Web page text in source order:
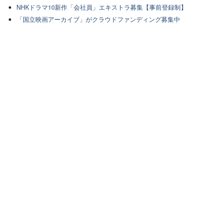
NHKドラマ10新作「会社員」エキストラ募集【事前登録制】
「国立映画アーカイブ」がクラウドファンディング募集中